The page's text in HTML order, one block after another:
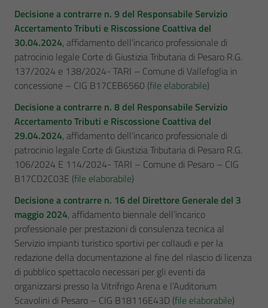
Decisione a contrarre n. 9 del Responsabile Servizio
Accertamento Tributi e Riscossione Coattiva del
30.04.2024, affidamento dell’incarico professionale di
patrocinio legale Corte di Giustizia Tributaria di Pesaro R.G.
137/2024 e 138/2024- TARI – Comune di Vallefoglia in
concessione – CIG B17CEB6560 (file elaborabile)
Decisione a contrarre n. 8 del Responsabile Servizio
Accertamento Tributi e Riscossione Coattiva del
29.04.2024, affidamento dell’incarico professionale di
patrocinio legale Corte di Giustizia Tributaria di Pesaro R.G.
106/2024 E 114/2024- TARI – Comune di Pesaro – CIG
B17CD2C03E (file elaborabile)
Decisione a contrarre n. 16 del Direttore Generale del 3
maggio 2024, affidamento biennale dell’incarico
professionale per prestazioni di consulenza tecnica al
Servizio impianti turistico sportivi per collaudi e per la
redazione della documentazione al fine del rilascio di licenza
di pubblico spettacolo necessari per gli eventi da
organizzarsi presso la Vitrifrigo Arena e l’Auditorium
Scavolini di Pesaro – CIG B18116E43D (file elaborabile)